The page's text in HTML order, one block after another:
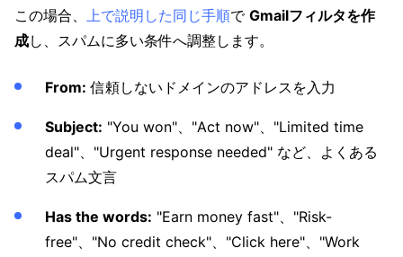
この場合、 上で説明した同じ手順で Gmailフィルタを作
成し、スパムに多い条件へ調整します。
From: 信頼しないドメインのアドレスを入力
Subject: "You won"、"Act now"、"Limited time
deal"、"Urgent response needed" など、よくある
スパム文言
Has the words: "Earn money fast"、"Risk-
free"、"No credit check"、"Click here"、"Work